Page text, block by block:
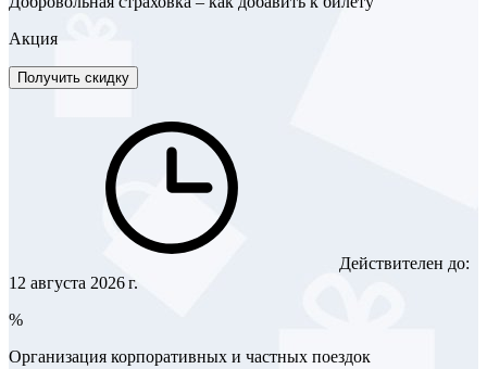
Акция
Получить скидку
Действителен до:
12 августа 2026 г.
%
Организация корпоративных и частных поездок